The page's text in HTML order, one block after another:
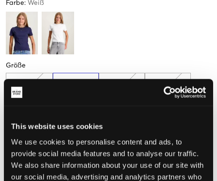
This website uses cookies
We use cookies to personalise content and ads, to
provide social media features and to analyse our traffic.
We also share information about your use of our site with
our social media, advertising and analytics partners who
Farbe: Weiß
Größe
134-140 cm 170-176 cm
Wahrgenommene Größe
GRÖSSENBERATER